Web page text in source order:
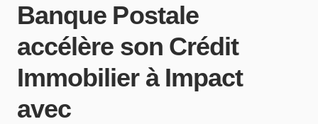
Banque Postale
accélère son Crédit
Immobilier à Impact
avec